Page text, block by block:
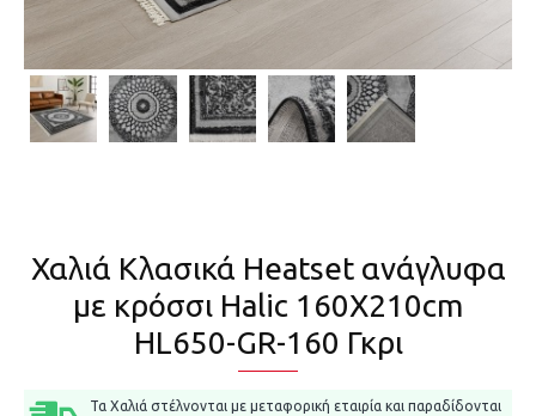
Χαλιά Κλασικά Heatset ανάγλυφα
με κρόσσι Halic 160X210cm
HL650-GR-160 Γκρι
Τα Χαλιά στέλνονται με μεταφορική εταιρία και παραδίδονται